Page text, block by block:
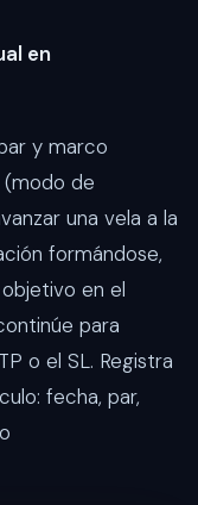
en
y marco
(modo de
una vela a la
formándose,
en el
para
o el SL. Registra
fecha, par,